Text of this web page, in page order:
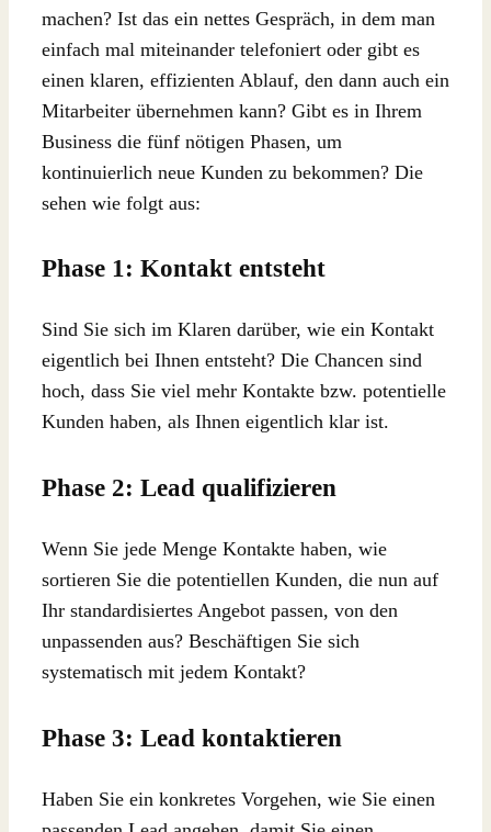
machen? Ist das ein nettes Gespräch, in dem man
einfach mal miteinander telefoniert oder gibt es
einen klaren, effizienten Ablauf, den dann auch ein
Mitarbeiter übernehmen kann? Gibt es in Ihrem
Business die fünf nötigen Phasen, um
kontinuierlich neue Kunden zu bekommen? Die
sehen wie folgt aus:
Phase 1: Kontakt entsteht
Sind Sie sich im Klaren darüber, wie ein Kontakt
eigentlich bei Ihnen entsteht? Die Chancen sind
hoch, dass Sie viel mehr Kontakte bzw. potentielle
Kunden haben, als Ihnen eigentlich klar ist.
Phase 2: Lead qualifizieren
Wenn Sie jede Menge Kontakte haben, wie
sortieren Sie die potentiellen Kunden, die nun auf
Ihr standardisiertes Angebot passen, von den
unpassenden aus? Beschäftigen Sie sich
systematisch mit jedem Kontakt?
Phase 3: Lead kontaktieren
Haben Sie ein konkretes Vorgehen, wie Sie einen